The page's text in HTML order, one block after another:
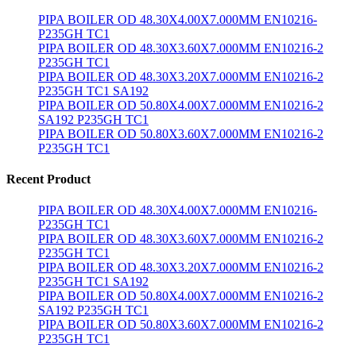
PIPA BOILER OD 48.30X4.00X7.000MM EN10216-
P235GH TC1
PIPA BOILER OD 48.30X3.60X7.000MM EN10216-2
P235GH TC1
PIPA BOILER OD 48.30X3.20X7.000MM EN10216-2
P235GH TC1 SA192
PIPA BOILER OD 50.80X4.00X7.000MM EN10216-2
SA192 P235GH TC1
PIPA BOILER OD 50.80X3.60X7.000MM EN10216-2
P235GH TC1
Recent Product
PIPA BOILER OD 48.30X4.00X7.000MM EN10216-
P235GH TC1
PIPA BOILER OD 48.30X3.60X7.000MM EN10216-2
P235GH TC1
PIPA BOILER OD 48.30X3.20X7.000MM EN10216-2
P235GH TC1 SA192
PIPA BOILER OD 50.80X4.00X7.000MM EN10216-2
SA192 P235GH TC1
PIPA BOILER OD 50.80X3.60X7.000MM EN10216-2
P235GH TC1